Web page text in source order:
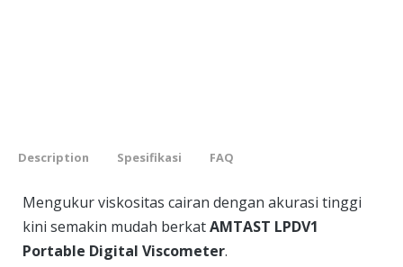
Description Spesifikasi FAQ
Mengukur viskositas cairan dengan akurasi tinggi
kini semakin mudah berkatAMTAST LPDV1
Portable Digital Viscometer.